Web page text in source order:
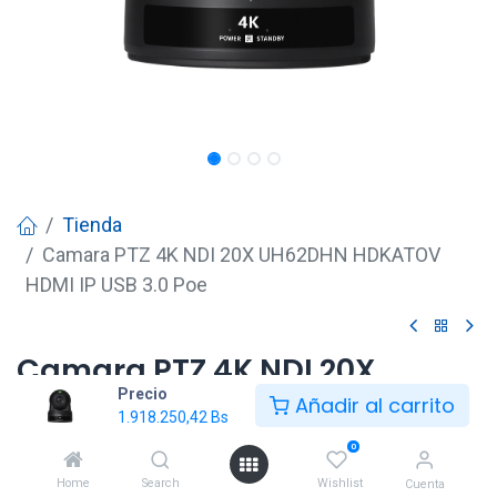
Precio
1.918.250,42 Bs Añadir al carrito
Home Search
0
Wishlist Cuenta
Tienda
Camara PTZ 4K NDI 20X UH62DHN HDKATOV
HDMI IP USB 3.0 Poe
Camara PTZ 4K NDI 20X
UH62DHN HDKATOV HDMI IP
USB 3.0 Poe